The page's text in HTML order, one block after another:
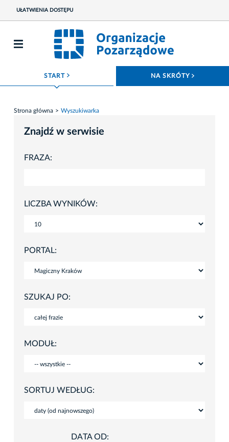
UŁATWIENIA DOSTĘPU
START ROZWIŃ MENU NA SKRÓTY
Strona główna Wyszukiwarka
Znajdź w serwisie
FRAZA:
LICZBA WYNIKÓW:
PORTAL:
SZUKAJ PO:
MODUŁ:
SORTUJ WEDŁUG:
DATA OD: